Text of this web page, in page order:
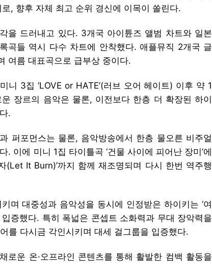
, 향후 자체 최고 순위 경신에 이목이 쏠린다.
을 드러내고 있다. 3개국 아이튠즈 앨범 차트와 일본
곡들 역시 다수 차트에 안착했다. 애플뮤직 2개국 글
여름 대표곡으로 급부상 중이다.
니 3집 ‘LOVE or HATE’(러브 오어 헤이트) 이후 약 1
장르의 음악은 물론, 이전보다 한층 더 확장된 하이
.
퍼포먼스는 물론, 음악방송에서 한층 물오른 비주얼
. 이에 미니 1집 타이틀곡 ‘건물 사이에 피어난 장미’에
(Let It Burn)’까지 함께 재조명되며 다시 한번 역주행
며 대중성과 음악성을 동시에 인정받은 하이키는 ‘여
증했다. 특히 폭넓은 콘셉트 소화력과 무대 장악력을
를 다시금 각인시키며 대세 걸그룹을 입증했다.
로운 온·오프라인 콘텐츠를 통해 활발한 컴백 활동을